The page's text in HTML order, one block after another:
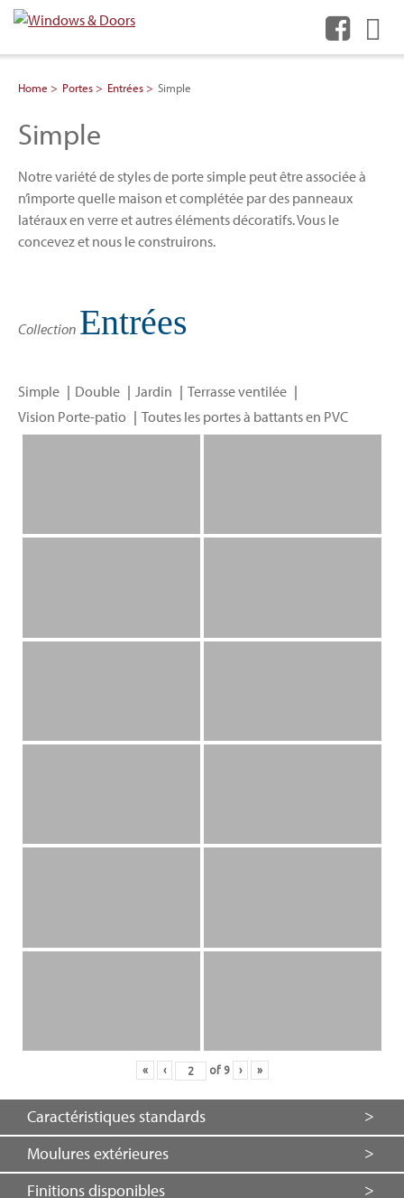
Home Portes Entrées Simple
Simple
Notre variété de styles de porte simple peut être associée à
n’importe quelle maison et complétée par des panneaux
latéraux en verre et autres éléments décoratifs. Vous le
concevez et nous le construirons.
Collection Entrées
Simple Double Jardin
Terrasse ventilée
Vision Porte-patio
Toutes les portes à battants en PVC
« ‹ of 9 › »
Caractéristiques standards
Moulures extérieures
Finitions disponibles